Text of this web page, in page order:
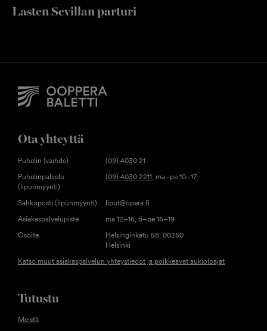
Lasten Sevillan parturi
Ota yhteyttä
Puhelin (vaihde)
(09) 4030 21
Puhelinpalvelu
(lipunmyynti)
(09) 4030 2211 , ma–pe 10–17
Sähköposti (lipunmyynti)
liput@opera.fi
Asiakaspalvelupiste
ma 12–16, ti–pe 16–19
Osoite
Helsinginkatu 58, 00260
Helsinki
Katso muut asiakaspalvelun yhteystiedot ja poikkeavat aukioloajat
Tutustu
Meistä